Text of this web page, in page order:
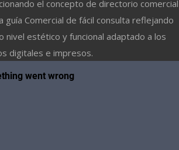
el concepto de directorio comercial
guía Comercial de fácil consulta reflejando
nivel estético y funcional adaptado a los
digitales e impresos.